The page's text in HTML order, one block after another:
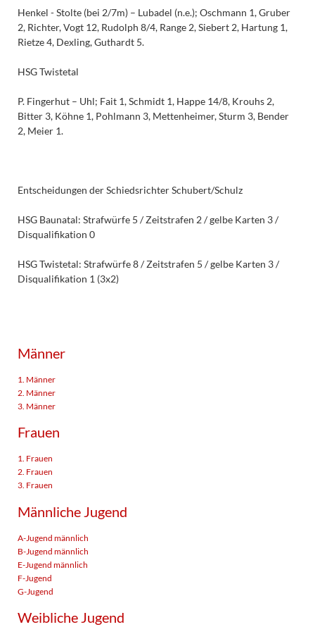
Henkel - Stolte (bei 2/7m) – Lubadel (n.e.); Oschmann 1, Gruber
2, Richter, Vogt 12, Rudolph 8/4, Range 2, Siebert 2, Hartung 1,
Rietze 4, Dexling, Guthardt 5.
HSG Twistetal
P. Fingerhut – Uhl; Fait 1, Schmidt 1, Happe 14/8, Krouhs 2,
Bitter 3, Köhne 1, Pohlmann 3, Mettenheimer, Sturm 3, Bender
2, Meier 1.
Entscheidungen der Schiedsrichter Schubert/Schulz
HSG Baunatal: Strafwürfe 5 / Zeitstrafen 2 / gelbe Karten 3 /
Disqualifikation 0
HSG Twistetal: Strafwürfe 8 / Zeitstrafen 5 / gelbe Karten 3 /
Disqualifikation 1 (3x2)
Männer
1. Männer
2. Männer
3. Männer
Frauen
1. Frauen
2. Frauen
3. Frauen
Männliche Jugend
A-Jugend männlich
B-Jugend männlich
E-Jugend männlich
F-Jugend
G-Jugend
Weibliche Jugend